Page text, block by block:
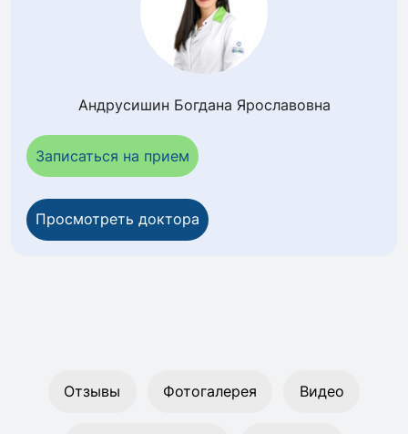
Андрусишин Богдана Ярославовна
Записаться на прием
Просмотреть доктора
Отзывы Фотогалерея Видео